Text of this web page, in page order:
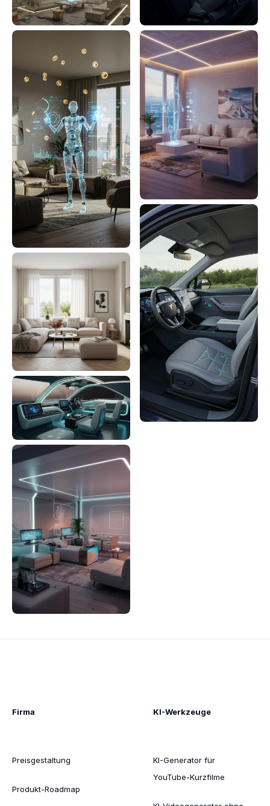
Firma
Preisgestaltung
Produkt-Roadmap
KI-Werkzeuge
KI-Generator für
YouTube-Kurzfilme